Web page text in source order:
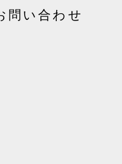
問い合わせ